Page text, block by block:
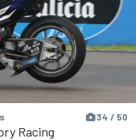
34 / 50
Racing